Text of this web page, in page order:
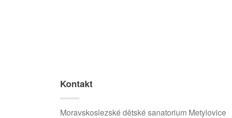
Kontakt
Moravskoslezské dětské sanatorium Metylovice